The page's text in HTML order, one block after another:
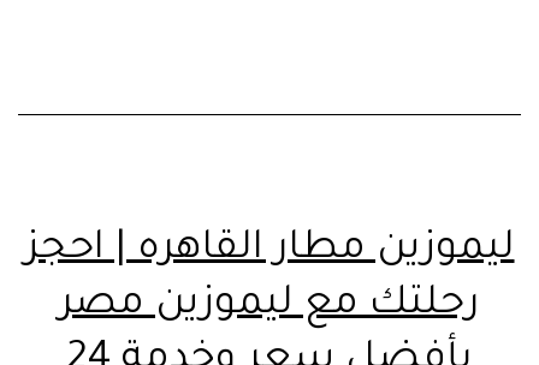
ليموزين مطار القاهره | احجز
رحلتك مع ليموزين مصر